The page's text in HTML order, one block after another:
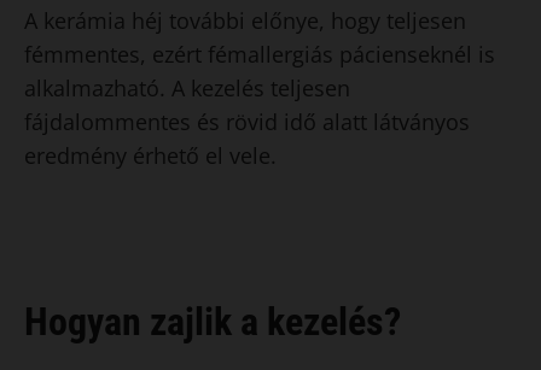
A kerámia héj további előnye, hogy teljesen
fémmentes, ezért fémallergiás pácienseknél is
alkalmazható. A kezelés teljesen
fájdalommentes és rövid idő alatt látványos
eredmény érhető el vele.
Hogyan zajlik a kezelés?